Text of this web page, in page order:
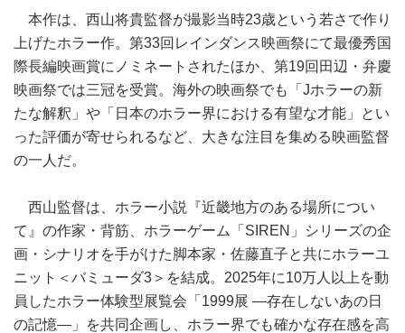
本作は、西山将貴監督が撮影当時23歳という若さで作り
上げたホラー作。第33回レインダンス映画祭にて最優秀国
際長編映画賞にノミネートされたほか、第19回田辺・弁慶
映画祭では三冠を受賞。海外の映画祭でも「Jホラーの新
たな解釈」や「日本のホラー界における有望な才能」とい
った評価が寄せられるなど、大きな注目を集める映画監督
の一人だ。
西山監督は、ホラー小説『近畿地方のある場所につい
て』の作家・背筋、ホラーゲーム「SIREN」シリーズの企
画・シナリオを手がけた脚本家・佐藤直子と共にホラーユ
ニット＜バミューダ3＞を結成。2025年に10万人以上を動
員したホラー体験型展覧会「1999展 ―存在しないあの日
の記憶―」を共同企画し、ホラー界でも確かな存在感を高